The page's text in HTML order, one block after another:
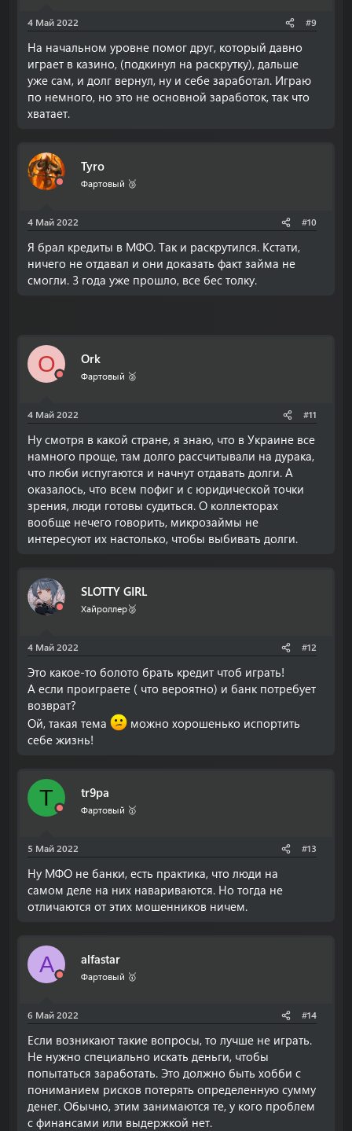
4 Май 2022 #9
На начальном уровне помог друг, который давно
играет в казино, (подкинул на раскрутку), дальше
уже сам, и долг вернул, ну и себе заработал. Играю
по немного, но это не основной заработок, так что
хватает.
Tyro
Фартовый 🥉
4 Май 2022 #10
Я брал кредиты в МФО. Так и раскрутился. Кстати,
ничего не отдавал и они доказать факт займа не
смогли. 3 года уже прошло, все бес толку.
O Ork
Фартовый 🥈
4 Май 2022 #11
Ну смотря в какой стране, я знаю, что в Украине все
намного проще, там долго рассчитывали на дурака,
что люби испугаются и начнут отдавать долги. А
оказалось, что всем пофиг и с юридической точки
зрения, люди готовы судиться. О коллекторах
вообще нечего говорить, микрозаймы не
интересуют их настолько, чтобы выбивать долги.
SLOTTY GIRL
Хайроллер🥈
4 Май 2022 #12
Это какое-то болото брать кредит чтоб играть!
А если проиграете ( что вероятно) и банк потребует
возврат?
Ой, такая тема
можно хорошенько испортить
себе жизнь!
T tr9pa
Фартовый 🥇
5 Май 2022 #13
Ну МФО не банки, есть практика, что люди на
самом деле на них навариваются. Но тогда не
отличаются от этих мошенников ничем.
A alfastar
Фартовый 🥇
6 Май 2022 #14
Если возникают такие вопросы, то лучше не играть.
Не нужно специально искать деньги, чтобы
попытаться заработать. Это должно быть хобби с
пониманием рисков потерять определенную сумму
денег. Обычно, этим занимаются те, у кого проблем
с финансами или выдержкой нет.